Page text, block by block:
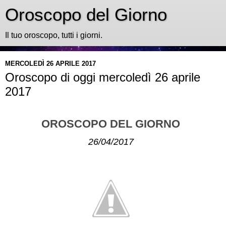
Oroscopo del Giorno
Il tuo oroscopo, tutti i giorni.
MERCOLEDÌ 26 APRILE 2017
Oroscopo di oggi mercoledì 26 aprile
2017
OROSCOPO DEL GIORNO
26/04/2017